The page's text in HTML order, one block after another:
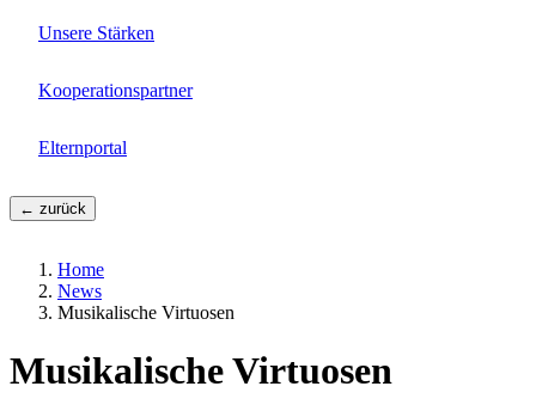
Unsere Stärken
Kooperationspartner
Elternportal
← zurück
Home
News
Musikalische Virtuosen
Musikalische Virtuosen